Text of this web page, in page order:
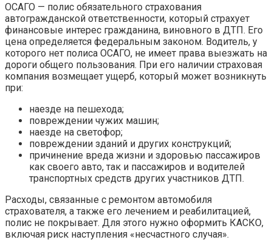
ОСАГО — полис обязательного страхования
автогражданской ответственности, который страхует
финансовые интерес гражданина, виновного в ДТП. Его
цена определяется федеральным законом. Водитель, у
которого нет полиса ОСАГО, не имеет права выезжать на
дороги общего пользования. При его наличии страховая
компания возмещает ущерб, который может возникнуть
при:
наезде на пешехода;
повреждении чужих машин;
наезде на светофор;
повреждении зданий и других конструкций;
причинение вреда жизни и здоровью пассажиров
как своего авто, так и пассажиров и водителей
транспортных средств других участников ДТП.
Расходы, связанные с ремонтом автомобиля
страхователя, а также его лечением и реабилитацией,
полис не покрывает. Для этого нужно оформить КАСКО,
включая риск наступления «несчастного случая».